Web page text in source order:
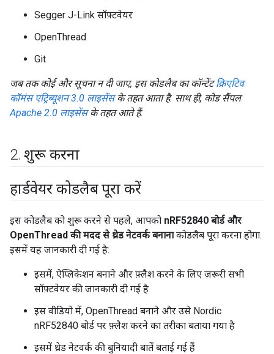
Segger J-Link सॉफ़्टवेयर
OpenThread
Git
जब तक कोई और सूचना न दी जाए, इस कोडलैब का कॉन्टेंटक्रिएटिव
कॉमंस एट्रिब्यूशन 3.0 लाइसेंसके तहत आता है. साथ ही, कोड सैंपल
Apache 2.0 लाइसेंसके तहत आते हैं.
2. शुरू करना
हार्डवेयर कोडलैब पूरा करें
इस कोडलैब को शुरू करने से पहले, आपको nRF52840 बोर्ड और
OpenThread की मदद से थ्रेड नेटवर्क बनानाकोडलैब पूरा करना होगा.
इसमें यह जानकारी दी गई है:
इसमें, ऐप्लिकेशन बनाने और फ़्लैश करने के लिए ज़रूरी सभी
सॉफ़्टवेयर की जानकारी दी गई है
इस वीडियो में, OpenThread बनाने और उसे Nordic
nRF52840 बोर्ड पर फ़्लैश करने का तरीका बताया गया है
इसमें थ्रेड नेटवर्क की बुनियादी बातें बताई गई हैं